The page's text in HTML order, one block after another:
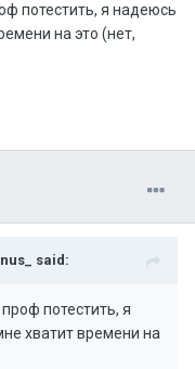
потестить, я надеюсь
на это (нет,
said:
потестить, я
хватит времени на